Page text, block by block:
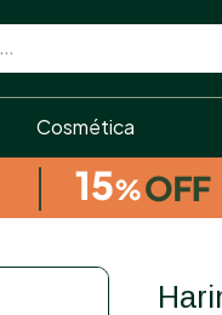
Cosmética